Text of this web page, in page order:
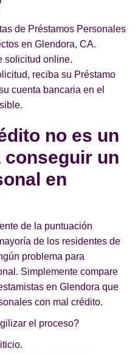
de Préstamos Personales
en Glendora, CA.
solicitud online.
reciba su Préstamo
cuenta bancaria en el
no es un
conseguir un
en
de la puntuación
de los residentes de
problema para
Simplemente compare
en Glendora que
con mal crédito.
el proceso?